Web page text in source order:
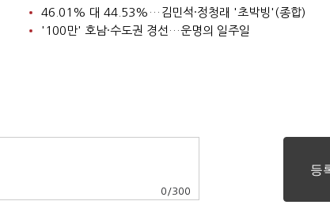
46.01% 대 44.53%…김민석·정청래 '초박빙'(종합)
'100만' 호남·수도권 경선…운명의 일주일
0 /300